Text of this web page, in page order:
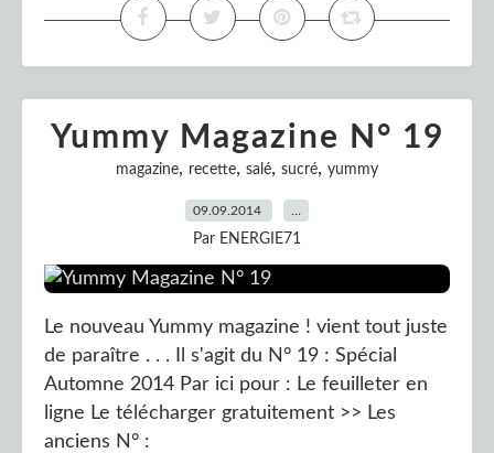
Yummy Magazine N° 19
magazine, recette, salé, sucré, yummy
09.09.2014
Par ENERGIE71
Le nouveau Yummy magazine ! vient tout juste
de paraître . . . Il s'agit du N° 19 : Spécial
Automne 2014 Par ici pour : Le feuilleter en
ligne Le télécharger gratuitement >> Les
anciens N° :